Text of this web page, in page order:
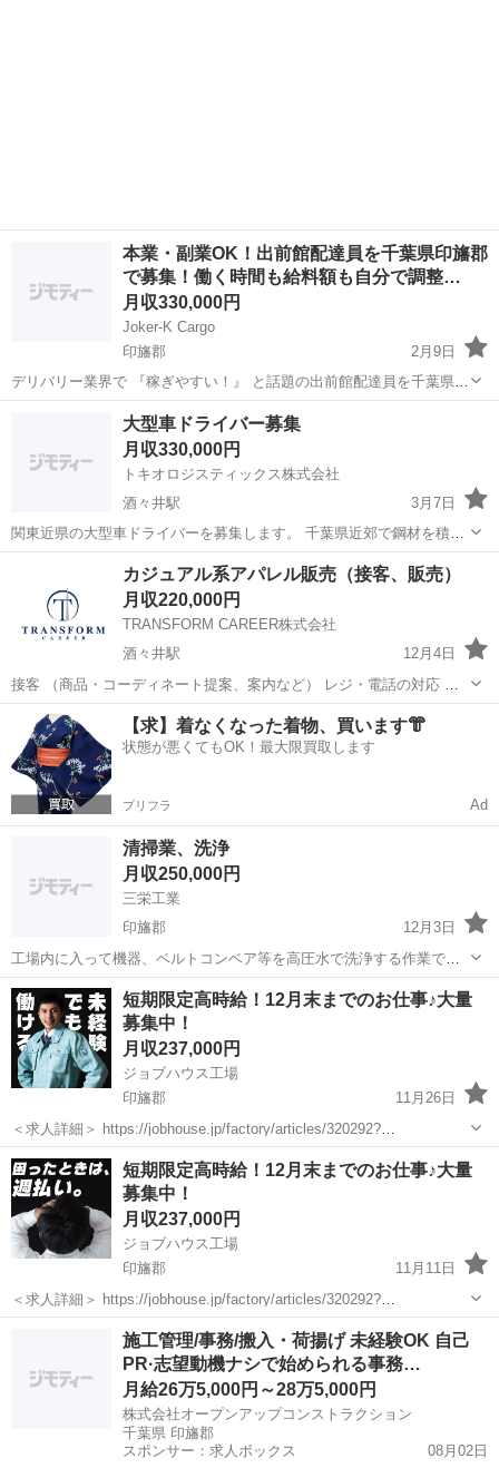
本業・副業OK！出前館配達員を千葉県印旛郡
で募集！働く時間も給料額も自分で調整…
月収330,000円
Joker-K Cargo
印旛郡
2月9日
デリバリー業界で 『稼ぎやすい！』 と話題の出前館配達員を千葉県印
旛郡で大募集！ ◆月に５０万円越えも続々と！◆ なぜなら、『１件配
達の基本報酬が高単価の500円～820円』だけでなく、単価を上げてく
宅配 アプリ
大型車ドライバー募集
月収330,000円
トキオロジスティックス株式会社
酒々井駅
3月7日
関東近県の大型車ドライバーを募集します。 千葉県近郊で鋼材を積み
込み、関東近県に配達する仕事です。 同時に高崎車庫も募集していま
す。（高崎市・伊勢崎市で積み込み関東近県に配達） 大型車・トレー
ラー等の車輌を募集していま...
酒々井駅 ドライバー 鋼材
カジュアル系アパレル販売（接客、販売）
月収220,000円
TRANSFORM CAREER株式会社
酒々井駅
12月4日
接客 （商品・コーディネート提案、案内など） レジ・電話の対応 デ
ィスプレイ調整 商品管理 （在庫、整理、検品、品出しなど） 店内・
店外清掃
千葉 酒々井駅 ファッション
【求】着なくなった着物、買います👘
状態が悪くてもOK！最大限買取します
プリフラ Ad
清掃業、洗浄
月収250,000円
三栄工業
印旛郡
12月3日
工場内に入って機器、ベルトコンベア等を高圧水で洗浄する作業で
す。 待遇 社会保険完備 昇給あり 賞与あり 残業代あり 週休二日制(土
曜日出勤することあります) 交通費あり 夜勤手当 精勤手当 集合場所が
千葉県印旛郡酒々井...
千葉 印旛郡 その他 清掃業
短期限定高時給！12月末までのお仕事♪大量
募集中！
月収237,000円
ジョブハウス工場
印旛郡
11月26日
＜求人詳細＞ https://jobhouse.jp/factory/articles/320292?
utm_source=jmty&utm_medium=social&utm_campaign=jmty_employe
e...
千葉 印旛郡 技術 業務
短期限定高時給！12月末までのお仕事♪大量
募集中！
月収237,000円
ジョブハウス工場
印旛郡
11月11日
＜求人詳細＞ https://jobhouse.jp/factory/articles/320292?
utm_source=jmty&utm_medium=social&utm_campaign=jmty_employe
印旛郡 技術 業務
施工管理/事務/搬入・荷揚げ 未経験OK 自己
PR·志望動機ナシで始められる事務…
月給26万5,000円～28万5,000円
株式会社オープンアップコンストラクション
千葉県 印旛郡
スポンサー：求人ボックス
08月02日